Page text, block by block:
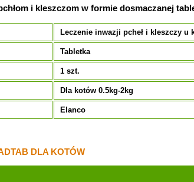
i kleszczom w formie dosmaczanej
Leczenie inwazji pcheł i kleszczy u
Tabletka
1 szt.
Dla kotów 0.5kg-2kg
Elanco
DLA KOTÓW